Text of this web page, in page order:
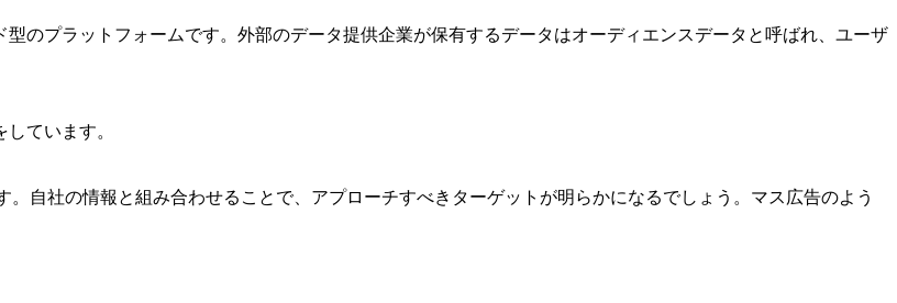
型のプラットフォームです。外部のデータ提供企業が保有するデータはオーディエンスデータと呼ばれ、ユーザ
ています。
自社の情報と組み合わせることで、アプローチすべきターゲットが明らかになるでしょう。マス広告のよう